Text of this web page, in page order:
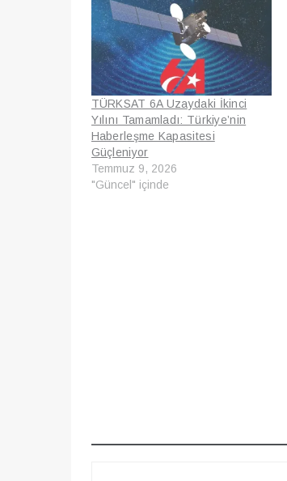
TÜRKSAT 6A Uzaydaki İkinci
Yılını Tamamladı: Türkiye’nin
Haberleşme Kapasitesi
Güçleniyor
Temmuz 9, 2026
"Güncel" içinde